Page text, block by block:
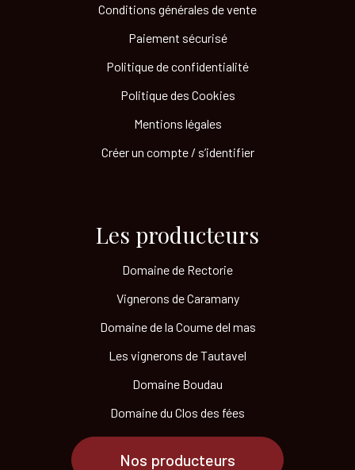
Conditions générales de vente
Paiement sécurisé
Politique de confidentialité
Politique des Cookies
Mentions légales
Créer un compte / s’identifier
Les producteurs​
Domaine de Rectorie
Vignerons de Caramany
Domaine de la Coume del mas
Les vignerons de Tautavel
Domaine Boudau
Domaine du Clos des fées
Nos producteurs